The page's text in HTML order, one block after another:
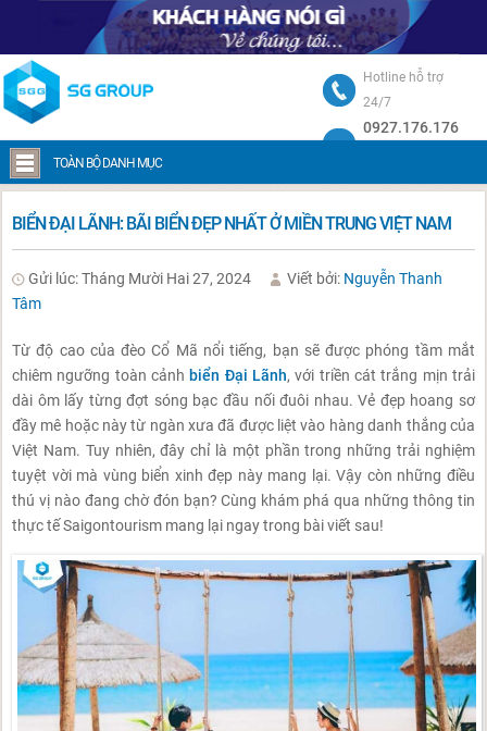
Hotline hỗ trợ
24/7
0927.176.176
TOÀN BỘ DANH MỤC
Trang chủ
BIỂN ĐẠI LÃNH: BÃI BIỂN ĐẸP NHẤT Ở MIỀN TRUNG VIỆT NAM
Gửi lúc: Tháng Mười Hai 27, 2024 Viết bởi: Nguyễn Thanh
Tâm
Từ độ cao của đèo Cổ Mã nổi tiếng, bạn sẽ được phóng tầm mắt
chiêm ngưỡng toàn cảnhbiển Đại Lãnh, với triền cát trắng mịn trải
dài ôm lấy từng đợt sóng bạc đầu nối đuôi nhau. Vẻ đẹp hoang sơ
đầy mê hoặc này từ ngàn xưa đã được liệt vào hàng danh thắng của
Việt Nam. Tuy nhiên, đây chỉ là một phần trong những trải nghiệm
tuyệt vời mà vùng biển xinh đẹp này mang lại. Vậy còn những điều
thú vị nào đang chờ đón bạn? Cùng khám phá qua những thông tin
thực tế Saigontourism mang lại ngay trong bài viết sau!